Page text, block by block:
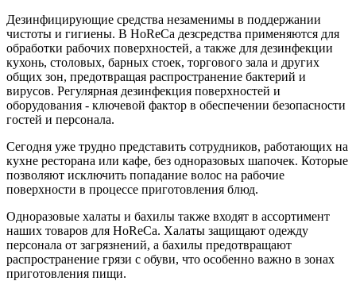
Дезинфицирующие средства незаменимы в поддержании
чистоты и гигиены. В HoReCa дезсредства применяются для
обработки рабочих поверхностей, а также для дезинфекции
кухонь, столовых, барных стоек, торгового зала и других
общих зон, предотвращая распространение бактерий и
вирусов. Регулярная дезинфекция поверхностей и
оборудования - ключевой фактор в обеспечении безопасности
гостей и персонала.
Сегодня уже трудно представить сотрудников, работающих на
кухне ресторана или кафе, без одноразовых шапочек. Которые
позволяют исключить попадание волос на рабочие
поверхности в процессе приготовления блюд.
Одноразовые халаты и бахилы также входят в ассортимент
наших товаров для HoReCa. Халаты защищают одежду
персонала от загрязнений, а бахилы предотвращают
распространение грязи с обуви, что особенно важно в зонах
приготовления пищи.